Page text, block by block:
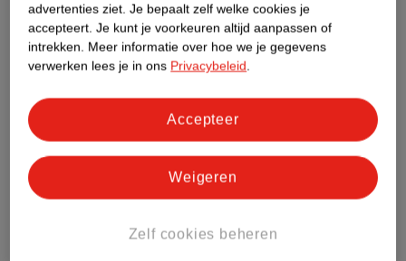
Productinformatie
Etiketinformatie
Nature Impact Score
Dit product heeft (nog) geen Nature
Impact Score.
Meer informatie
advertenties ziet. Je bepaalt zelf welke cookies je
accepteert. Je kunt je voorkeuren altijd aanpassen of
intrekken. Meer informatie over hoe we je gegevens
verwerken lees je in ons Privacybeleid.
Zelf cookies beheren
Weigeren
Accepteer